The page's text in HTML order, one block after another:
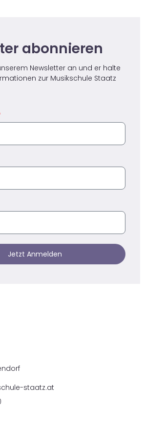
abonnieren
Newsletter an und er halte
zur Musikschule Staatz​
Jetzt Anmelden
staatz.at